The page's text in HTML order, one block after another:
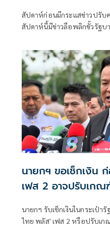
สัปดาห์ก่อนมีกระแสข่าวปรับ
สัปดาห์นี้มีข่าวลือพลิกขั้วรัฐบ
นายกฯ ขอเช็กเงิน
เฟส 2 อาจปรับเกณ
นายกฯ รับเช็กเงินในกระเป๋
ไทย พลัส' เฟส 2 หรือปรับเก